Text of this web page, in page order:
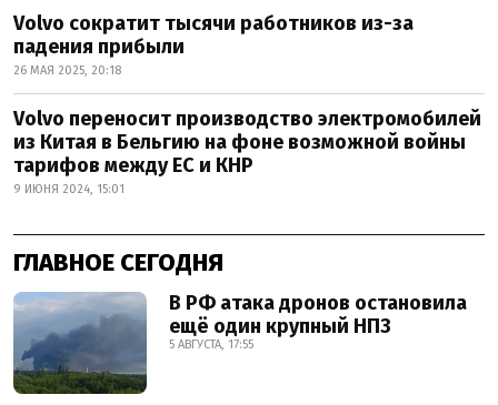
Volvo сократит тысячи работников из-за
падения прибыли
26 МАЯ 2025, 20:18
Volvo переносит производство электромобилей
из Китая в Бельгию на фоне возможной войны
тарифов между ЕС и КНР
9 ИЮНЯ 2024, 15:01
ГЛАВНОЕ СЕГОДНЯ
В РФ атака дронов остановила
ещё один крупный НПЗ
5 АВГУСТА, 17:55